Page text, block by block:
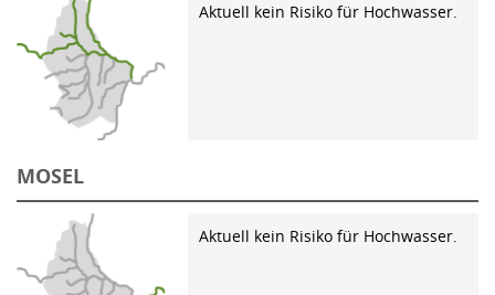
Aktuell kein Risiko für Hochwasser.
MOSEL
Aktuell kein Risiko für Hochwasser.